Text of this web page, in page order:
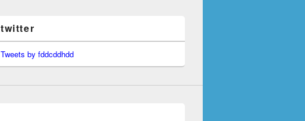
twitter
Tweets by fddcddhdd